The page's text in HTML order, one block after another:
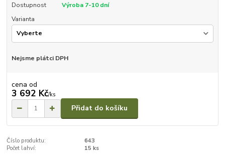
Dostupnost
Výroba 7-10 dní
Varianta
Nejsme plátci DPH
cena od
3 692 Kč/ks
Přidat do košíku
Číslo produktu:
643
Počet lahví:
15 ks